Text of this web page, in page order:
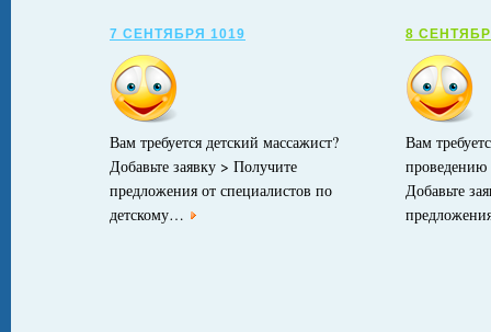
7 СЕНТЯБРЯ 1019
Вам требуется детский массажист?
Добавьте заявку > Получите
предложения от специалистов по
детскому…
8
Вам
проведению
Добавьте